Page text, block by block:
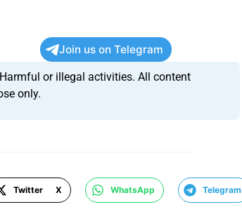
Join us on Telegram
or illegal activities. All content
only.
Twitter X WhatsApp Telegram